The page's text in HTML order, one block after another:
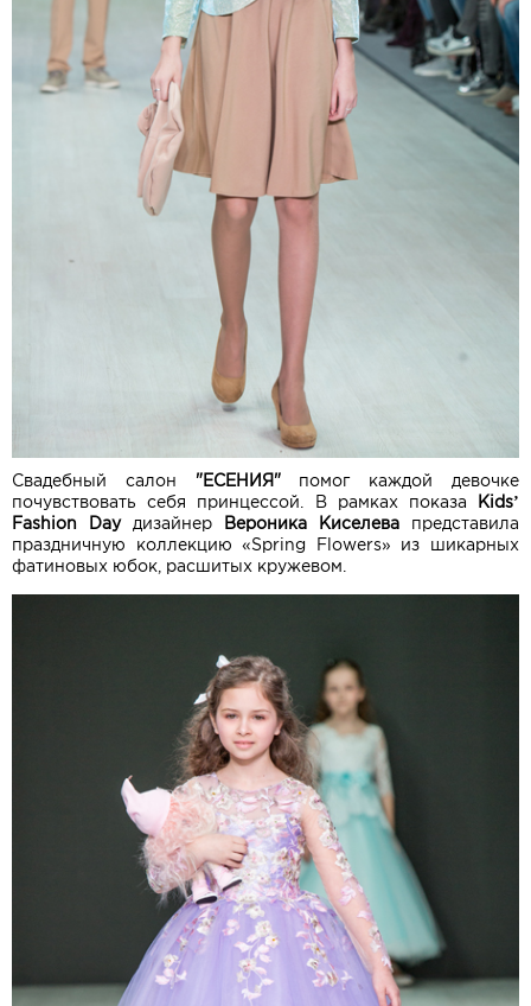
Свадебный салон "ЕСЕНИЯ"помог каждой девочке
почувствовать себя принцессой. В рамках показа
Kids’
Fashion Day дизайнер Вероника Киселева представила
праздничную коллекцию «Spring Flowers» из шикарных
фатиновых юбок, расшитых кружевом.